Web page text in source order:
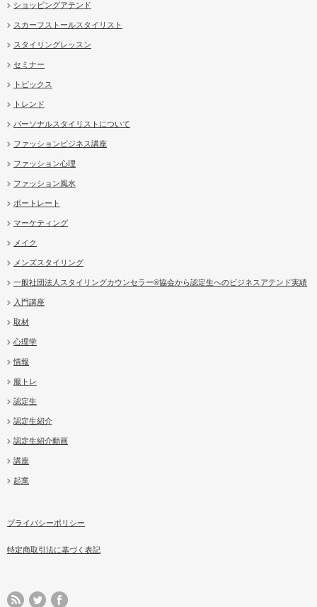
ショッピングアテンド
スカーフストールスタイリスト
スタイリングレッスン
セミナー
トピックス
トレンド
パーソナルスタイリストについて
ファッションビジネス講座
ファッション心理
ファッション風水
ポートレート
マーケティング
メイク
メンズスタイリング
一般社団法人スタイリングカウンセラー®協会から認定生へのビジネスアテンド実績
入門講座
取材
心理学
情報
服トレ
認定生
認定生紹介
認定生紹介動画
講座
起業
プライバシーポリシー
特定商取引法に基づく表記